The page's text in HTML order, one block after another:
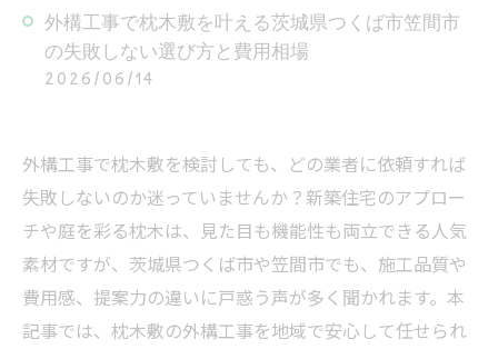
外構工事で枕木敷を叶える茨城県つくば市笠間市
の失敗しない選び方と費用相場
2026/06/14
外構工事で枕木敷を検討しても、どの業者に依頼すれば
失敗しないのか迷っていませんか？新築住宅のアプロー
チや庭を彩る枕木は、見た目も機能性も両立できる人気
素材ですが、茨城県つくば市や笠間市でも、施工品質や
費用感、提案力の違いに戸惑う声が多く聞かれます。本
記事では、枕木敷の外構工事を地域で安心して任せられ